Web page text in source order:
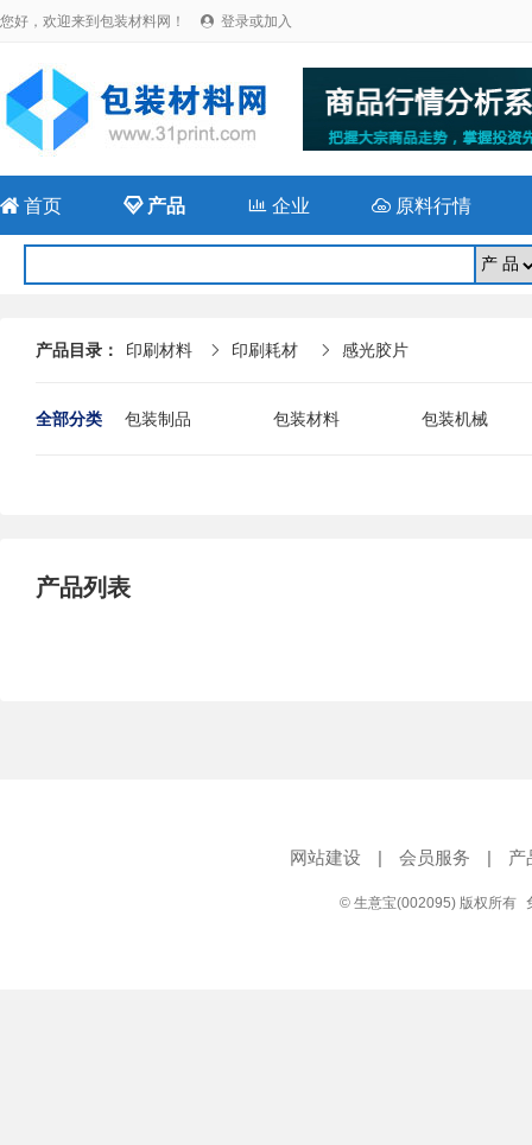
您好，欢迎来到包装材料网！  登录或加入
 首页 产品 企业 原料行情
产品目录： 印刷材料  印刷耗材  感光胶片
全部分类 包装制品 包装材料 包装机械
产品列表
网站建设 | 会员服务 | 产
© 生意宝(002095) 版权所有